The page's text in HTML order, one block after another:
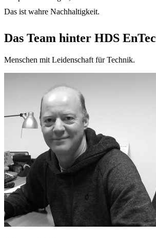
Das ist wahre Nachhaltigkeit.
Das Team hinter HDS EnTec
Menschen mit Leidenschaft für Technik.